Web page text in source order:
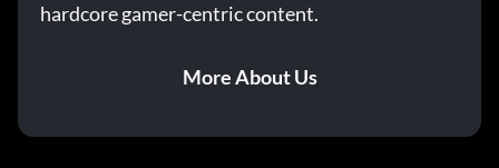
hardcore gamer-centric content.
More About Us